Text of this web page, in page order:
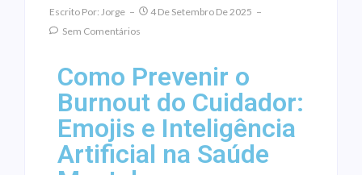
Escrito Por: Jorge
4 De Setembro De 2025
Sem Comentários
Como Prevenir o
Burnout do Cuidador:
Emojis e Inteligência
Artificial na Saúde